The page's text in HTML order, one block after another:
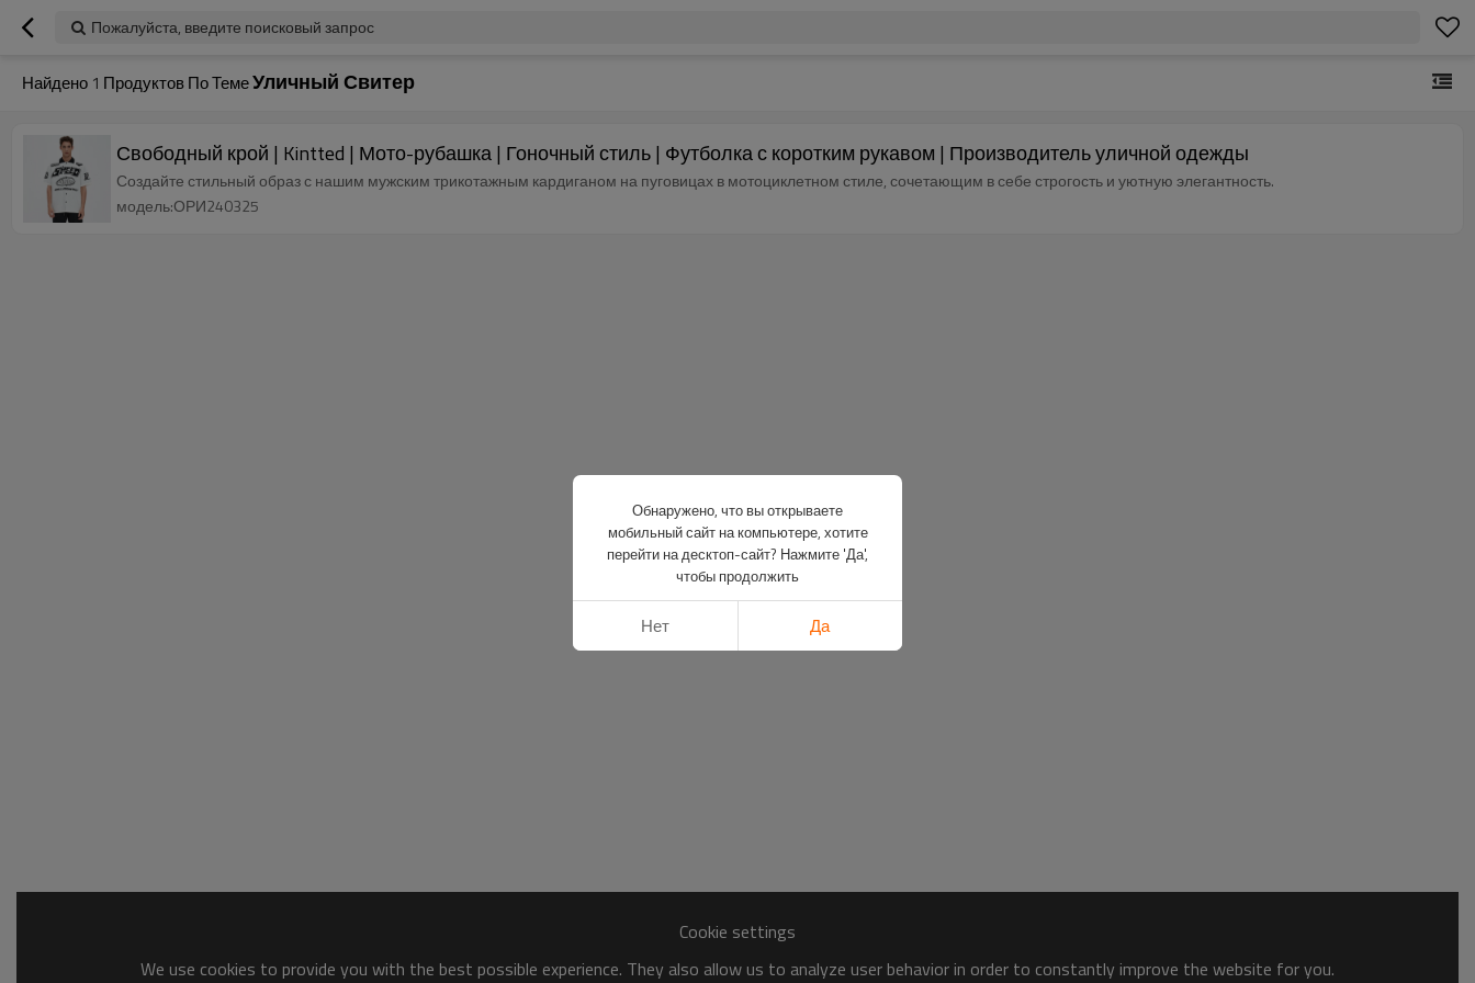
Пожалуйста, введите поисковый запрос
Найдено 1 Продуктов По ТемеУличный Свитер
Свободный крой | Kintted | Мото-рубашка | Гоночный стиль | Футболка с коротким рукавом | Производитель уличной одежды
Создайте стильный образ с нашим мужским трикотажным кардиганом на пуговицах в мотоциклетном стиле, сочетающим в себе строгость и уютную элегантность.
модель:ОРИ240325
Cookie settings
We use cookies to provide you with the best possible experience. They also allow us to analyze user behavior in order to constantly improve the website for you.
Обнаружено, что вы открываете
мобильный сайт на компьютере, хотите
перейти на десктоп-сайт? Нажмите 'Да',
чтобы продолжить
Нет Да